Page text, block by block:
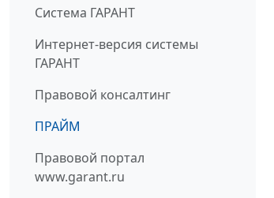
Система ГАРАНТ
Интернет-версия системы
ГАРАНТ
Правовой консалтинг
ПРАЙМ
Правовой портал
www.garant.ru